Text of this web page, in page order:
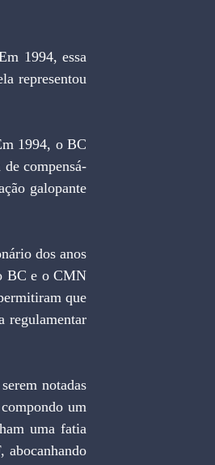
representou
1994, o BC
compensá-
galopante
BC e o CMN
que
regulamentar
um
uma fatia
abocanhando